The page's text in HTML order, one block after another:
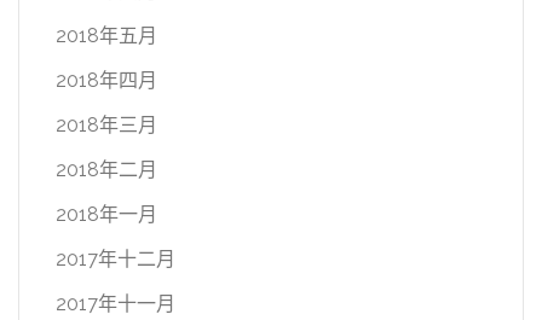
2018年五月
2018年四月
2018年三月
2018年二月
2018年一月
2017年十二月
2017年十一月